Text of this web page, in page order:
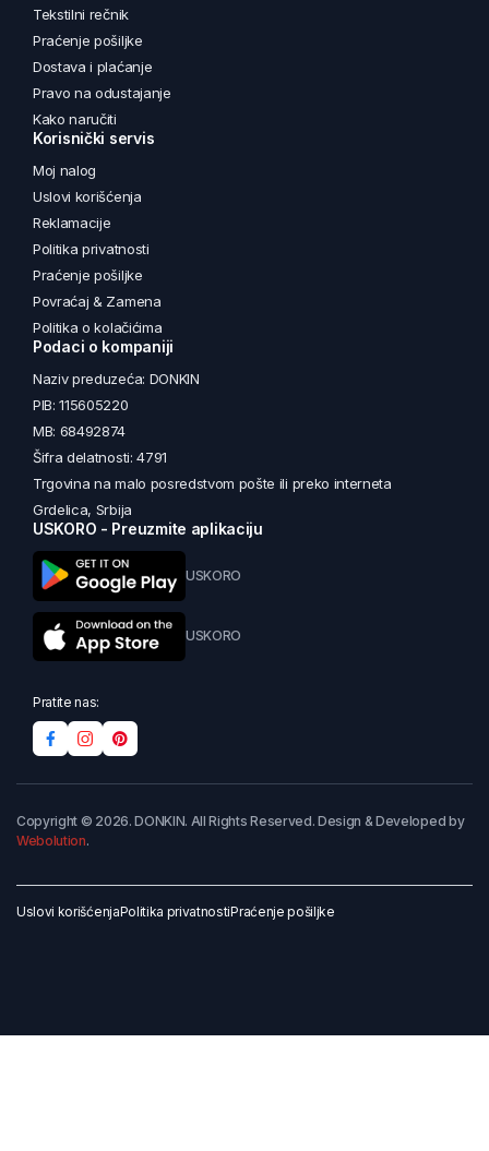
Tekstilni rečnik
Praćenje pošiljke
Dostava i plaćanje
Pravo na odustajanje
Kako naručiti
Korisnički servis
Moj nalog
Uslovi korišćenja
Reklamacije
Politika privatnosti
Praćenje pošiljke
Povraćaj & Zamena
Politika o kolačićima
Podaci o kompaniji
Naziv preduzeća: DONKIN
PIB: 115605220
MB: 68492874
Šifra delatnosti: 4791
Trgovina na malo posredstvom pošte ili preko interneta
Grdelica, Srbija
USKORO - Preuzmite aplikaciju
USKORO
USKORO
Pratite nas:
Copyright © 2026. DONKIN. All Rights Reserved. Design & Developed by
Webolution.
Uslovi korišćenjaPolitika privatnostiPraćenje pošiljke